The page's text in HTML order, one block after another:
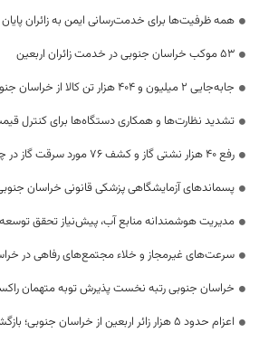
همه ظرفیت‌ها برای خدمت‌رسانی ایمن به زائران
53 موکب خراسان جنوبی در خدمت زائران اربعین
جابه‌جایی 2 میلیون و 404 هزار تن کالا از خراسان جنوبی به سراسر کشور
تشدید نظارت‌ها و همکاری دستگاه‌ها برای کنترل
رفع 40 هزار نشتی گاز و کشف 76 مورد سرقت گاز در چهار ماهه نخست سال
پسماندهای آزمایشگاهی پزشکی قانونی خراسان
مدیریت هوشمندانه منابع آب، پیش‌نیاز تحقق توسعه
سرعت‌های غیرمجاز و خلاء مجتمع‌های رفاهی در
خراسان جنوبی رتبه نخست پذیرش توبه متهمان
اعزام حدود 5 هزار زائر اربعین از خراسان جنوبی؛ بازگشت‌ها آغاز شد